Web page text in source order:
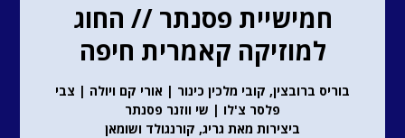
חמישיית פסנתר // החוג
למוזיקה קאמרית חיפה
בוריס ברובצין, קובי מלכין כינור | אורי קם ויולה | צבי
פלסר צ'לו | שי ווזנר פסנתר
ביצירות מאת גריג, קורנגולד ושומאן